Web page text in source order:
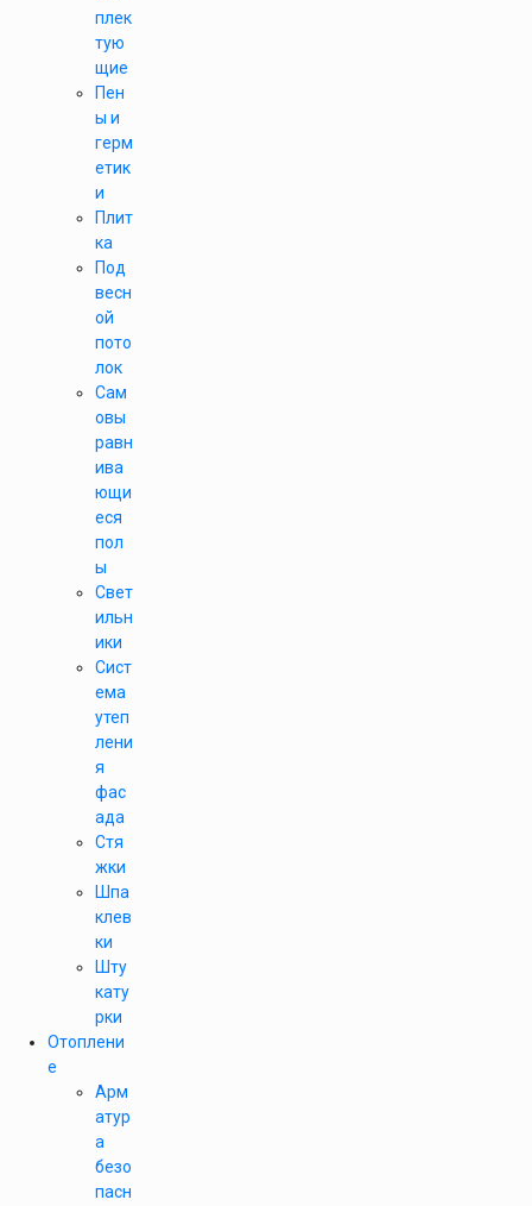
плек
тую
щие
Пен
ы и
герм
етик
и
Плит
ка
Под
весн
ой
пото
лок
Сам
овы
равн
ива
ющи
еся
пол
ы
Свет
ильн
ики
Сист
ема
утеп
лени
я
фас
ада
Стя
жки
Шпа
клев
ки
Шту
кату
рки
Отоплени
е
Арм
атур
а
безо
пасн